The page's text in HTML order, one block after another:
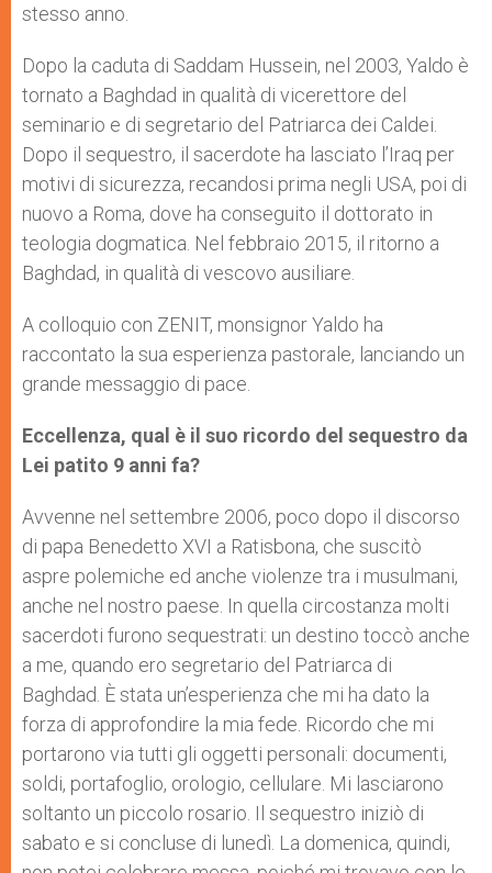
stesso anno.
Dopo la caduta di Saddam Hussein, nel 2003, Yaldo è
tornato a Baghdad in qualità di vicerettore del
seminario e di segretario del Patriarca dei Caldei.
Dopo il sequestro, il sacerdote ha lasciato l’Iraq per
motivi di sicurezza, recandosi prima negli USA, poi di
nuovo a Roma, dove ha conseguito il dottorato in
teologia dogmatica. Nel febbraio 2015, il ritorno a
Baghdad, in qualità di vescovo ausiliare.
A colloquio con ZENIT, monsignor Yaldo ha
raccontato la sua esperienza pastorale, lanciando un
grande messaggio di pace.
Eccellenza, qual è il suo ricordo del sequestro da
Lei patito 9 anni fa?
Avvenne nel settembre 2006, poco dopo il discorso
di papa Benedetto XVI a Ratisbona, che suscitò
aspre polemiche ed anche violenze tra i musulmani,
anche nel nostro paese. In quella circostanza molti
sacerdoti furono sequestrati: un destino toccò anche
a me, quando ero segretario del Patriarca di
Baghdad. È stata un’esperienza che mi ha dato la
forza di approfondire la mia fede. Ricordo che mi
portarono via tutti gli oggetti personali: documenti,
soldi, portafoglio, orologio, cellulare. Mi lasciarono
soltanto un piccolo rosario. Il sequestro iniziò di
sabato e si concluse di lunedì. La domenica, quindi,